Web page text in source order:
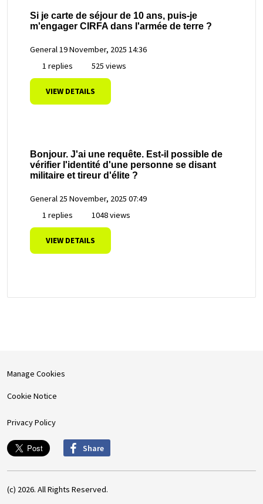
Si je carte de séjour de 10 ans, puis-je
m'engager CIRFA dans l'armée de terre ?
General19 November, 2025 14:36
1 replies
525 views
VIEW DETAILS
Bonjour. J'ai une requête. Est-il possible de
vérifier l'identité d'une personne se disant
militaire et tireur d'élite ?
General 25 November, 2025 07:49
1 replies
1048 views
VIEW DETAILS
Manage Cookies
Cookie Notice
Privacy Policy
Share
(c) 2026. All Rights Reserved.